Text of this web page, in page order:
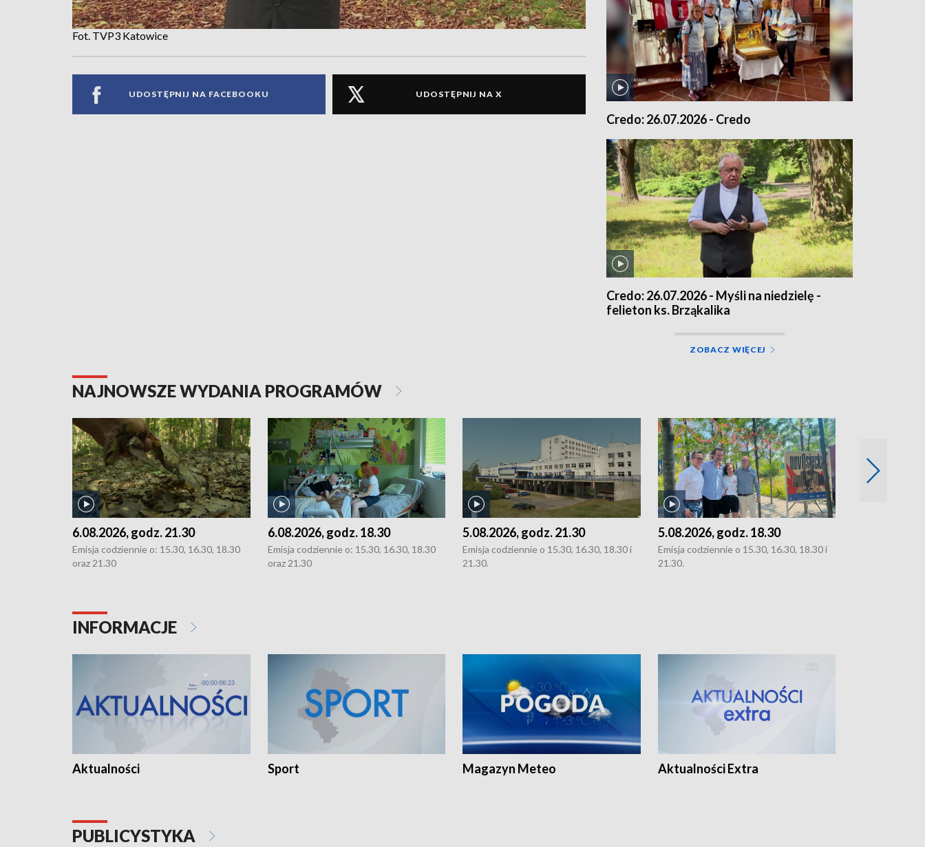
Fot. TVP3 Katowice
UDOSTĘPNIJ NA FACEBOOKU UDOSTĘPNIJ NA X
Credo: 26.07.2026 - Credo
Credo: 26.07.2026 - Myśli na niedzielę -
felieton ks. Brząkalika
ZOBACZ WIĘCEJ
NAJNOWSZE WYDANIA PROGRAMÓW
6.08.2026, godz. 21.30
Emisja codziennie o: 15.30, 16.30, 18.30
oraz 21.30
6.08.2026, godz. 18.30
Emisja codziennie o: 15.30, 16.30, 18.30
oraz 21.30
5.08.2026, godz. 21.30
Emisja codziennie o 15.30, 16.30, 18.30 i
21.30.
5.08.2026, godz. 18.30
Emisja codziennie o 15.30, 16.30, 18.30 i
21.30.
INFORMACJE
Aktualności Sport Magazyn Meteo Aktualności Extra
PUBLICYSTYKA